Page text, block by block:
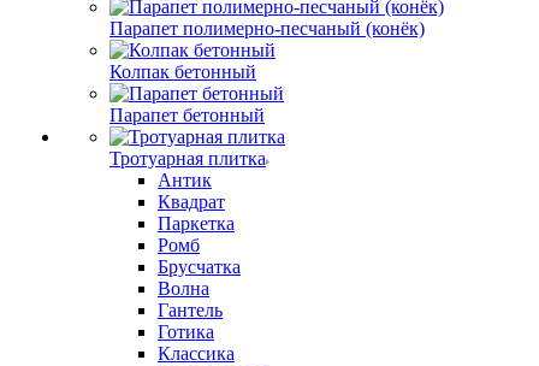
Парапет полимерно-песчаный (конёк)
Колпак бетонный
Парапет бетонный
Тротуарная плитка
Антик
Квадрат
Паркетка
Ромб
Брусчатка
Волна
Гантель
Готика
Классика